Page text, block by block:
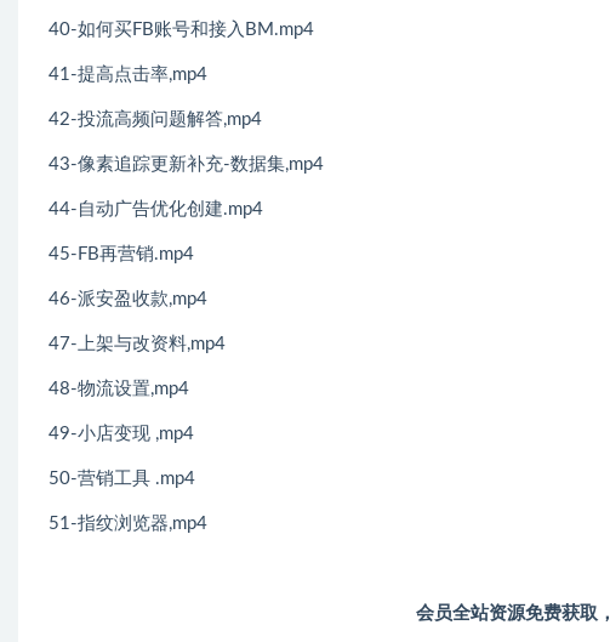
40-如何买FB账号和接入BM.mp4
41-提高点击率,mp4
42-投流高频问题解答,mp4
43-像素追踪更新补充-数据集,mp4
44-自动广告优化创建.mp4
45-FB再营销.mp4
46-派安盈收款,mp4
47-上架与改资料,mp4
48-物流设置,mp4
49-小店变现 ,mp4
50-营销工具 .mp4
51-指纹浏览器,mp4
会员全站资源免费获取，